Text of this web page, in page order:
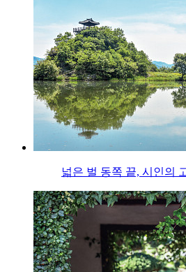
넓은 벌 동쪽 끝, 시인의